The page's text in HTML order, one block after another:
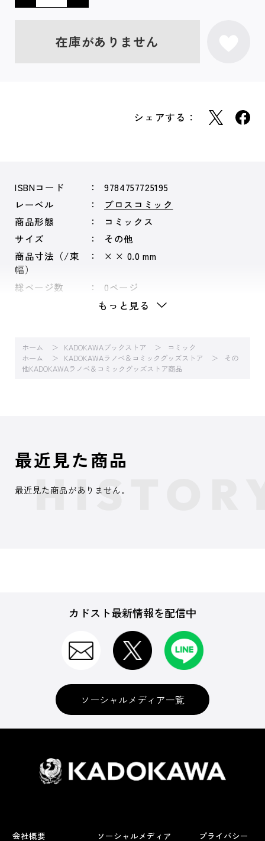
在庫がありません
シェアする：
ISBNコード
9784757725195
レーベル
ブロスコミック
商品形態
コミックス
サイズ
その他
商品寸法（/束
幅）
× × 0.0 mm
総ページ数 0ページ
もっと見る
ホーム KADOKAWAブックストア
コミック
ホーム
KADOKAWAラノベ＆コミックグッズストア
その
他KADOKAWAラノベ＆コミックグッズストア商品
最近見た商品
最近見た商品がありません。
カドスト最新情報を配信中
ソーシャルメディア一覧
会社概要 ソーシャルメディア プライバシー